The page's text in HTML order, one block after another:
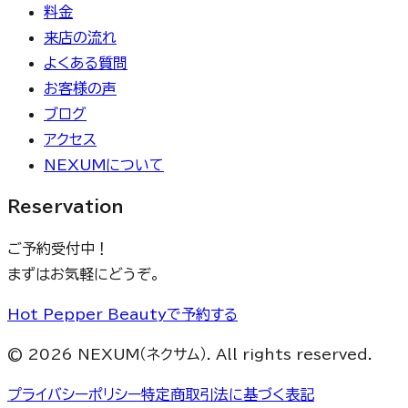
料金
来店の流れ
よくある質問
お客様の声
ブログ
アクセス
NEXUMについて
Reservation
ご予約受付中！
まずはお気軽にどうぞ。
Hot Pepper Beautyで予約する
© 2026 NEXUM（ネクサム）. All rights reserved.
プライバシーポリシー特定商取引法に基づく表記